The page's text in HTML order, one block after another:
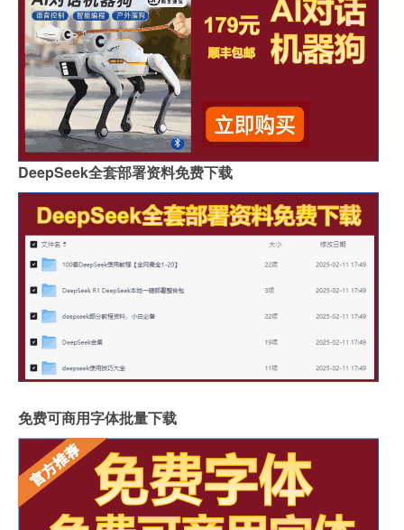
DeepSeek全套部署资料免费下载
免费可商用字体批量下载